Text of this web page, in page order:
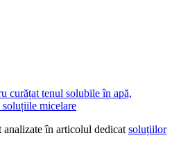
curățat tenul solubile în apă,
soluțiile micelare
în articolul dedicat soluțiilor